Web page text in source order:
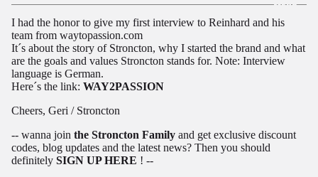
MEHR
I had the honor to give my first interview to Reinhard and his
team from waytopassion.com
It´s about the story of Stroncton, why I started the brand and what
are the goals and values Stroncton stands for. Note: Interview
language is German.
Here´s the link: WAY2PASSION
Cheers, Geri / Stroncton
-- wanna join the Stroncton Family and get exclusive discount
codes, blog updates and the latest news? Then you should
definitely SIGN UP HERE ! --